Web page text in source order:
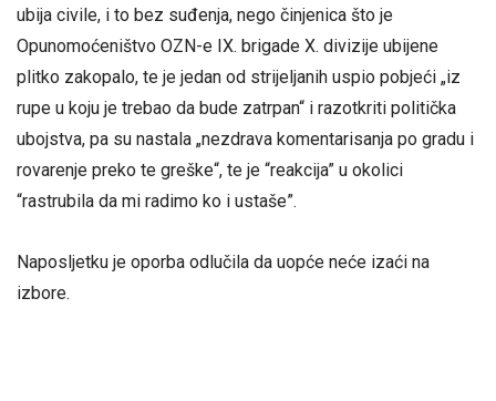
ubija civile, i to bez suđenja, nego činjenica što je
Opunomoćeništvo OZN-e IX. brigade X. divizije ubijene
plitko zakopalo, te je jedan od strijeljanih uspio pobjeći „iz
rupe u koju je trebao da bude zatrpan“ i razotkriti politička
ubojstva, pa su nastala „nezdrava komentarisanja po gradu i
rovarenje preko te greške“, te je “reakcija” u okolici
“rastrubila da mi radimo ko i ustaše”.
Naposljetku je oporba odlučila da uopće neće izaći na
izbore.